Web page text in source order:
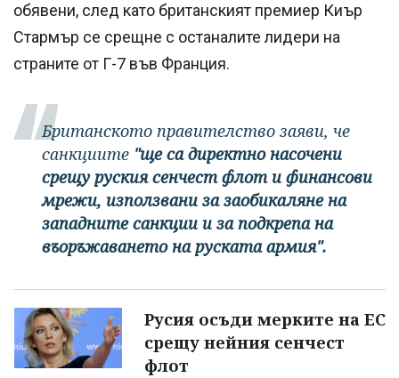
обявени, след като британският премиер Киър
Стармър се срещне с останалите лидери на
страните от Г-7 във Франция.
Британското правителство заяви, че
санкциите "ще са директно насочени
срещу руския сенчест флот и финансови
мрежи, използвани за заобикаляне на
западните санкции и за подкрепа на
въоръжаването на руската армия".
Русия осъди мерките на ЕС
срещу нейния сенчест
флот